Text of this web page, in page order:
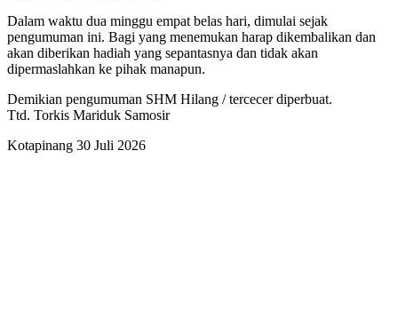
Dalam waktu dua minggu empat belas hari, dimulai sejak
pengumuman ini. Bagi yang menemukan harap dikembalikan dan
akan diberikan hadiah yang sepantasnya dan tidak akan
dipermaslahkan ke pihak manapun.
Demikian pengumuman SHM Hilang / tercecer diperbuat.
Ttd. Torkis Mariduk Samosir
Kotapinang 30 Juli 2026